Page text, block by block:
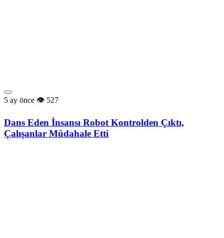
5 ay önce 527
Dans Eden İnsansı Robot Kontrolden Çıktı,
Çalışanlar Müdahale Etti